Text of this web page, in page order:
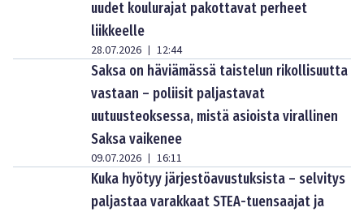
uudet koulurajat pakottavat perheet
liikkeelle
28.07.2026 | 12:44
Saksa on häviämässä taistelun rikollisuutta
vastaan – poliisit paljastavat
uutuusteoksessa, mistä asioista virallinen
Saksa vaikenee
09.07.2026 | 16:11
Kuka hyötyy järjestöavustuksista – selvitys
paljastaa varakkaat STEA-tuensaajat ja